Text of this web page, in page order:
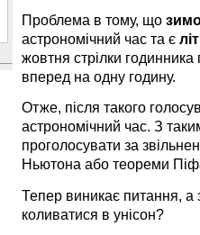
Проблема в тому, що
астрономічний час та є
жовтня стрілки
вперед на одну годину.
Отже, після такого
астрономічний час. З
проголосувати за
Ньютона або теореми
Тепер виникає питання, а
коливатися в унісон?